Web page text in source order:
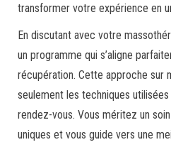
transformer votre expérience en
En discutant avec votre
un programme qui s’aligne
récupération. Cette approche sur
seulement les techniques
rendez-vous. Vous méritez un
uniques et vous guide vers une